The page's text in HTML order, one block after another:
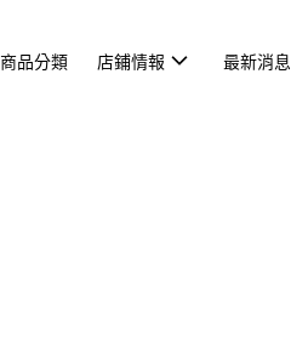
商品分類 店鋪情報 最新消息